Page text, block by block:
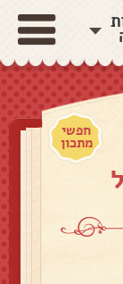
חפשי
מתכון